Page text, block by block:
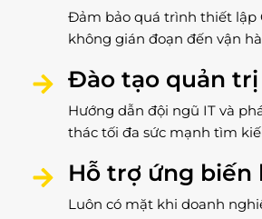
Đảm bảo quá trình thiết lập
không gián đoạn đến vận
Đào tạo quản
Hướng dẫn đội ngũ IT và
thác tối đa sức mạnh tìm
Hỗ trợ ứng biến
Luôn có mặt khi doanh